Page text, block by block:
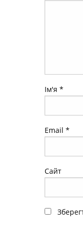
Ім'я *
Email *
Сайт